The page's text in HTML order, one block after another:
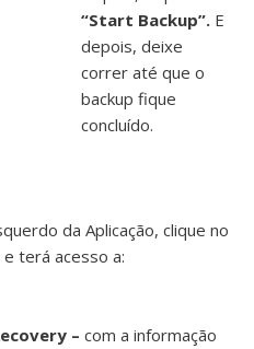
“Start Backup”. E
depois, deixe
correr até que o
backup fique
concluído.
da Aplicação, clique no
terá acesso a:
– com a informação